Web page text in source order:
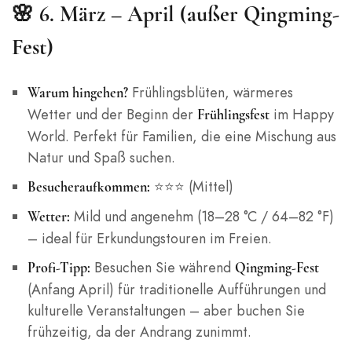
🌸 6. März – April (außer Qingming-
Fest)
Warum hingehen?Frühlingsblüten, wärmeres
Wetter und der Beginn der Frühlingsfestim Happy
World. Perfekt für Familien, die eine Mischung aus
Natur und Spaß suchen.
Besucheraufkommen: ⭐⭐⭐ (Mittel)
Wetter: Mild und angenehm (18–28 °C / 64–82 °F)
– ideal für Erkundungstouren im Freien.
Profi-Tipp: Besuchen Sie während Qingming-Fest
(Anfang April) für traditionelle Aufführungen und
kulturelle Veranstaltungen – aber buchen Sie
frühzeitig, da der Andrang zunimmt.